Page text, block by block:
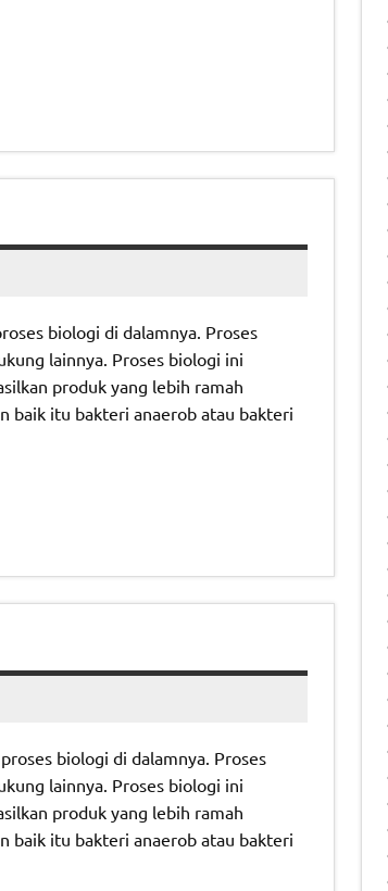
biologi di dalamnya. Proses
lainnya. Proses biologi ini
produk yang lebih ramah
baik itu bakteri anaerob atau bakteri
biologi di dalamnya. Proses
lainnya. Proses biologi ini
produk yang lebih ramah
baik itu bakteri anaerob atau bakteri